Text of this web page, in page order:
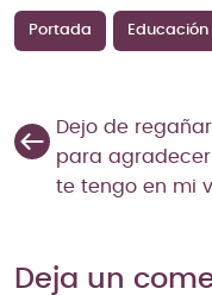
Portada Educación
Dejo de
para
te tengo en mi
Deja un